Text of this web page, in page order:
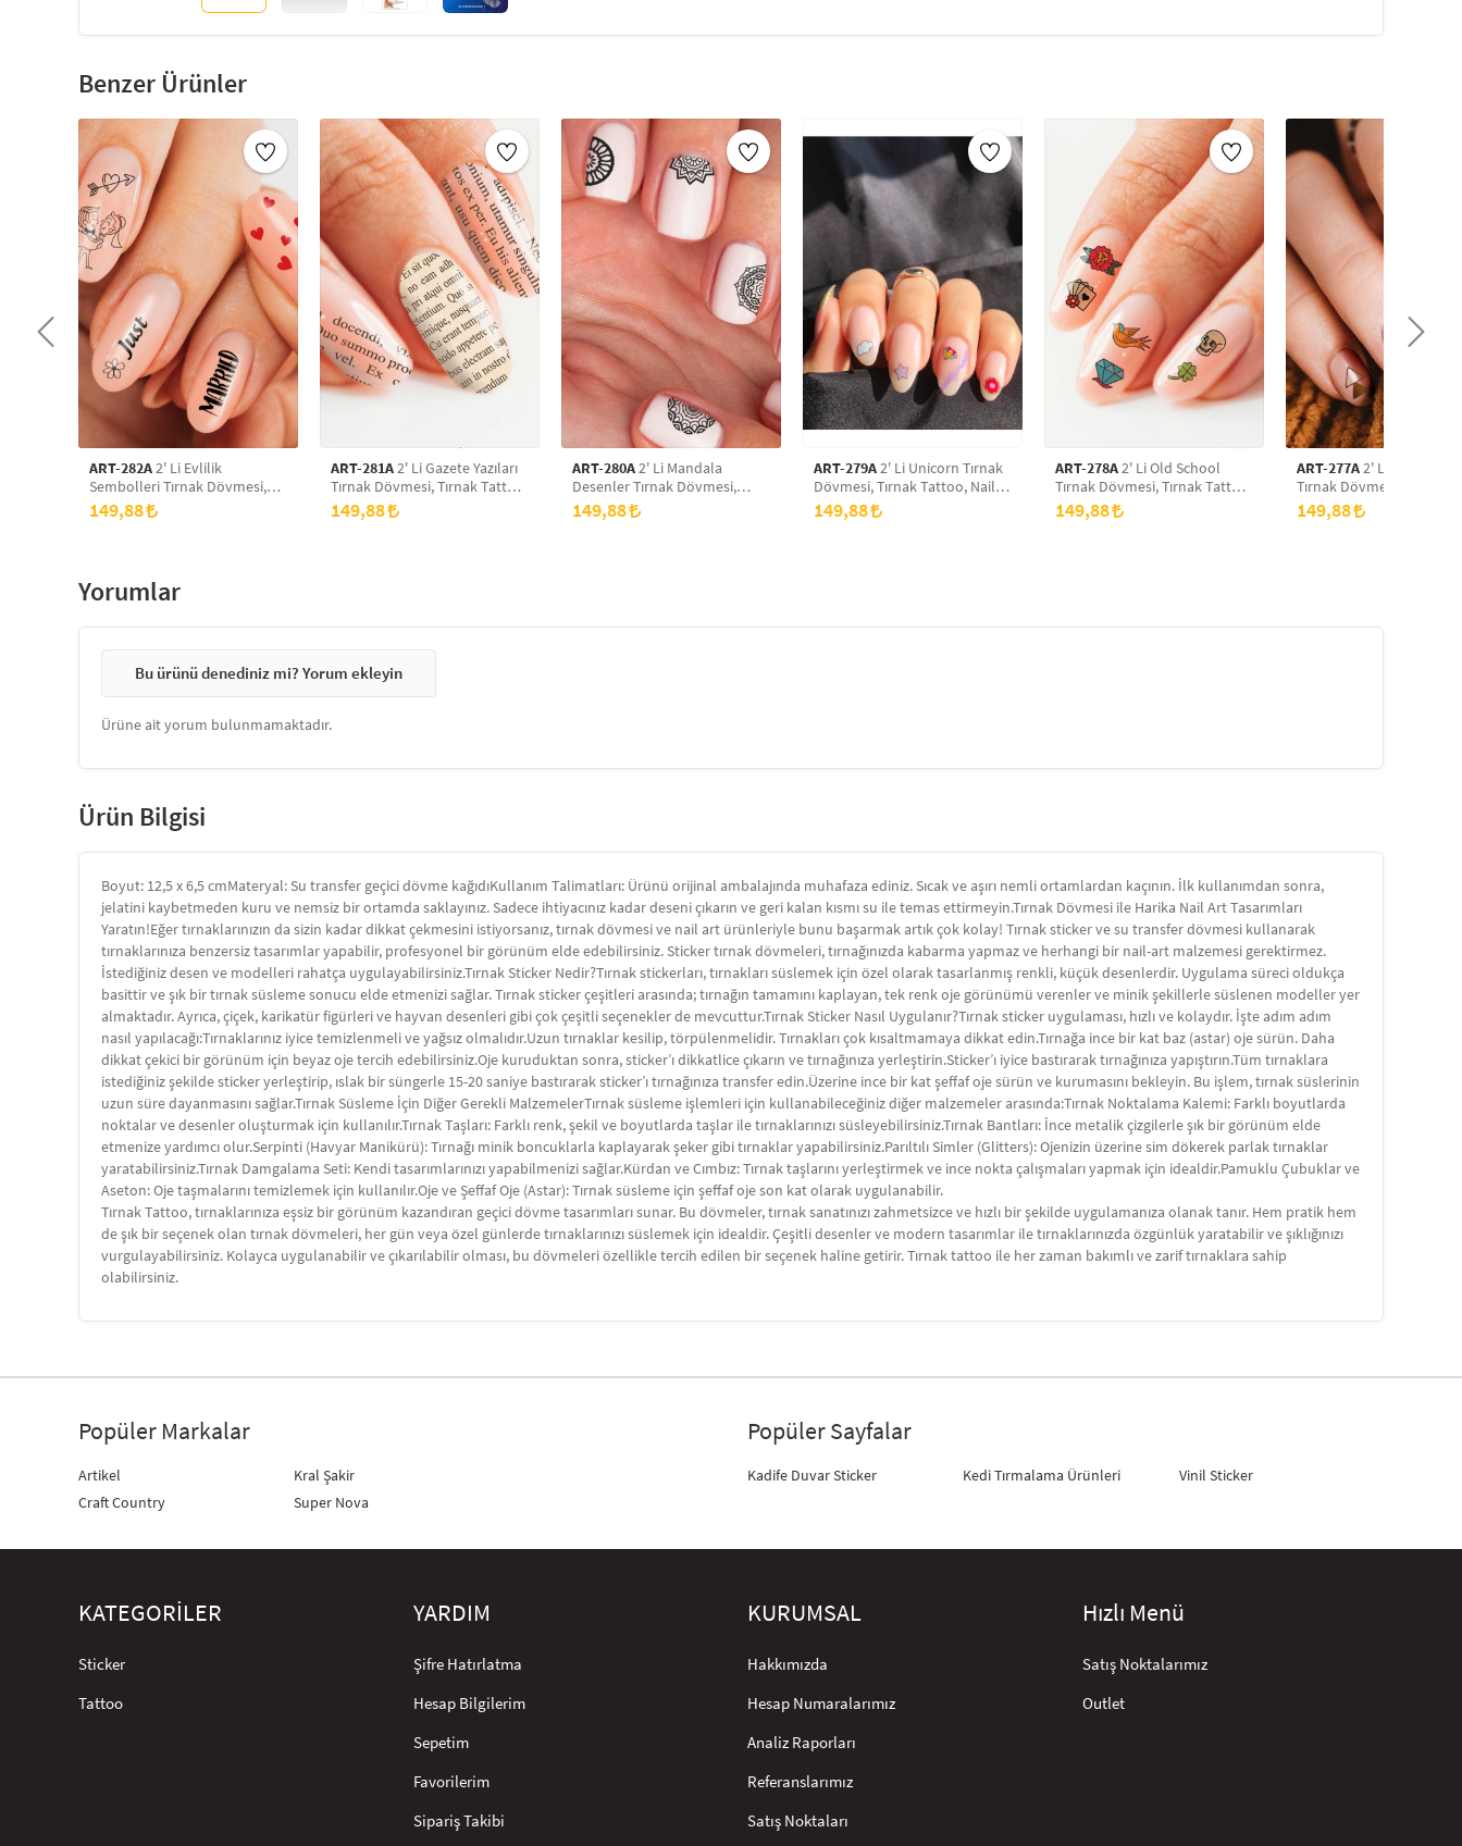
diğer malzemeler arasında:Tırnak Noktalama Kalemi: Farklı boyutlarda noktalar ve desenler
yapabilirsiniz.Parıltılı Simler (Glitters): Ojenizin üzerine sim dökerek parlak tırnaklar
yaratabilirsiniz.Tırnak Damgalama Seti: Kendi tasarımlarınızı yapabilmenizi sağlar.Kürdan ve
Cımbız: Tırnak taşlarını yerleştirmek ve ince nokta çalışmaları yapmak için idealdir.Pamuklu
Çubuklar ve Aseton: Oje taşmalarını temizlemek için kullanılır.Oje ve Şeffaf Oje (Astar): Tırnak
süsleme için şeffaf oje son kat olarak uygulanabilir.
Tırnak Tattoo, tırnaklarınıza eşsiz bir görünüm kazandıran geçici dövme tasarımları sunar. Bu
dövmeler, tırnak sanatınızı zahmetsizce ve hızlı bir şekilde uygulamanıza olanak tanır. Hem pratik
hem de şık bir seçenek olan tırnak dövmeleri, her gün veya özel günlerde tırnaklarınızı süslemek için
idealdir. Çeşitli desenler ve modern tasarımlar ile tırnaklarınızda özgünlük yaratabilir ve şıklığınızı
vurgulayabilirsiniz. Kolayca uygulanabilir ve çıkarılabilir olması, bu dövmeleri özellikle tercih edilen
bir seçenek haline getirir. Tırnak tattoo ile her zaman bakımlı ve zarif tırnaklara sahip olabilirsiniz.
Benzer Ürünler
ART-282A2' Li Evlilik
Sembolleri Tırnak Dövmesi,
Tırnak Tattoo, Nail Art, Tırnak
Sticker
149,88
ART-281A2' Li Gazete Yazıları
Tırnak Dövmesi, Tırnak Tattoo,
Nail Art, Tırnak Sticker
149,88
ART-280A2' Li Mandala
Desenler Tırnak Dövmesi,
Tırnak Tattoo, Nail Art, Tırnak
Sticker
149,88
ART-279A2' Li Unicorn Tırnak
Dövmesi, Tırnak Tattoo, Nail
Art, Tırnak Sticker
149,88
ART-278A2' Li Old School
Tırnak Dövmesi, Tırnak Tattoo,
Nail Art, Tırnak Sticker
149,88
ART-277A2' Li Boho
Tırnak Dövmesi, Tırnak
Nail Art, Tırnak Sticker
149,88
Yorumlar
Bu ürünü denediniz mi? Yorum ekleyin
Ürüne ait yorum bulunmamaktadır.
Ürün Bilgisi
Boyut: 12,5 x 6,5 cmMateryal: Su transfer geçici dövme kağıdıKullanım Talimatları: Ürünü orijinal ambalajında muhafaza ediniz. Sıcak ve aşırı nemli ortamlardan kaçının. İlk kullanımdan sonra,
jelatini kaybetmeden kuru ve nemsiz bir ortamda saklayınız. Sadece ihtiyacınız kadar deseni çıkarın ve geri kalan kısmı su ile temas ettirmeyin.Tırnak Dövmesi ile Harika Nail Art Tasarımları
Yaratın!Eğer tırnaklarınızın da sizin kadar dikkat çekmesini istiyorsanız, tırnak dövmesi ve nail art ürünleriyle bunu başarmak artık çok kolay! Tırnak sticker ve su transfer dövmesi kullanarak
tırnaklarınıza benzersiz tasarımlar yapabilir, profesyonel bir görünüm elde edebilirsiniz. Sticker tırnak dövmeleri, tırnağınızda kabarma yapmaz ve herhangi bir nail-art malzemesi gerektirmez.
İstediğiniz desen ve modelleri rahatça uygulayabilirsiniz.Tırnak Sticker Nedir?Tırnak stickerları, tırnakları süslemek için özel olarak tasarlanmış renkli, küçük desenlerdir. Uygulama süreci oldukça
basittir ve şık bir tırnak süsleme sonucu elde etmenizi sağlar. Tırnak sticker çeşitleri arasında; tırnağın tamamını kaplayan, tek renk oje görünümü verenler ve minik şekillerle süslenen modeller yer
almaktadır. Ayrıca, çiçek, karikatür figürleri ve hayvan desenleri gibi çok çeşitli seçenekler de mevcuttur.Tırnak Sticker Nasıl Uygulanır?Tırnak sticker uygulaması, hızlı ve kolaydır. İşte adım adım
nasıl yapılacağı:Tırnaklarınız iyice temizlenmeli ve yağsız olmalıdır.Uzun tırnaklar kesilip, törpülenmelidir. Tırnakları çok kısaltmamaya dikkat edin.Tırnağa ince bir kat baz (astar) oje sürün. Daha
dikkat çekici bir görünüm için beyaz oje tercih edebilirsiniz.Oje kuruduktan sonra, sticker’ı dikkatlice çıkarın ve tırnağınıza yerleştirin.Sticker’ı iyice bastırarak tırnağınıza yapıştırın.Tüm tırnaklara
istediğiniz şekilde sticker yerleştirip, ıslak bir süngerle 15-20 saniye bastırarak sticker’ı tırnağınıza transfer edin.Üzerine ince bir kat şeffaf oje sürün ve kurumasını bekleyin. Bu işlem, tırnak süslerinin
uzun süre dayanmasını sağlar.Tırnak Süsleme İçin Diğer Gerekli MalzemelerTırnak süsleme işlemleri için kullanabileceğiniz diğer malzemeler arasında:Tırnak Noktalama Kalemi: Farklı boyutlarda
noktalar ve desenler oluşturmak için kullanılır.Tırnak Taşları: Farklı renk, şekil ve boyutlarda taşlar ile tırnaklarınızı süsleyebilirsiniz.Tırnak Bantları: İnce metalik çizgilerle şık bir görünüm elde
etmenize yardımcı olur.Serpinti (Havyar Manikürü): Tırnağı minik boncuklarla kaplayarak şeker gibi tırnaklar yapabilirsiniz.Parıltılı Simler (Glitters): Ojenizin üzerine sim dökerek parlak tırnaklar
yaratabilirsiniz.Tırnak Damgalama Seti: Kendi tasarımlarınızı yapabilmenizi sağlar.Kürdan ve Cımbız: Tırnak taşlarını yerleştirmek ve ince nokta çalışmaları yapmak için idealdir.Pamuklu Çubuklar ve
Aseton: Oje taşmalarını temizlemek için kullanılır.Oje ve Şeffaf Oje (Astar): Tırnak süsleme için şeffaf oje son kat olarak uygulanabilir.
Tırnak Tattoo, tırnaklarınıza eşsiz bir görünüm kazandıran geçici dövme tasarımları sunar. Bu dövmeler, tırnak sanatınızı zahmetsizce ve hızlı bir şekilde uygulamanıza olanak tanır. Hem pratik hem
de şık bir seçenek olan tırnak dövmeleri, her gün veya özel günlerde tırnaklarınızı süslemek için idealdir. Çeşitli desenler ve modern tasarımlar ile tırnaklarınızda özgünlük yaratabilir ve şıklığınızı
vurgulayabilirsiniz. Kolayca uygulanabilir ve çıkarılabilir olması, bu dövmeleri özellikle tercih edilen bir seçenek haline getirir. Tırnak tattoo ile her zaman bakımlı ve zarif tırnaklara sahip
olabilirsiniz.
Popüler Markalar
Artikel
Craft Country
Kral Şakir
Super Nova
Popüler Sayfalar
Kadife Duvar Sticker Kedi Tırmalama Ürünleri Vinil Sticker
KATEGORİLER
Sticker
Tattoo
YARDIM
Şifre Hatırlatma
Hesap Bilgilerim
Sepetim
Favorilerim
Sipariş Takibi
KURUMSAL
Hakkımızda
Hesap Numaralarımız
Analiz Raporları
Referanslarımız
Satış Noktaları
Hızlı Menü
Satış Noktalarımız
Outlet